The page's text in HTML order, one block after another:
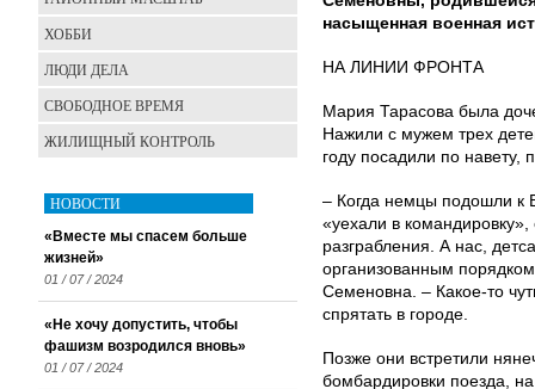
насыщенная военная
НА ЛИНИИ ФРОНТА
Мария Тарасова была
Нажили с мужем трех
году посадили по
– Когда немцы подошли к
«уехали в
разграбления. А нас,
организованным
Семеновна. – Какое-то
спрятать в городе.
Позже они встретили
бомбардировки поезда,
ХОББИ
ЛЮДИ ДЕЛА
СВОБОДНОЕ ВРЕМЯ
ЖИЛИЩНЫЙ КОНТРОЛЬ
НОВОСТИ
«Вместе мы спасем больше
жизней»
01 / 07 / 2024
«Не хочу допустить, чтобы
фашизм возродился вновь»
01 / 07 / 2024